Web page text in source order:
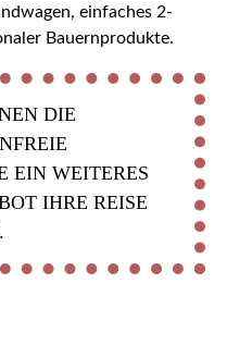
einfaches 2-
Bauernprodukte.
DIE
EIN WEITERES
IHRE REISE